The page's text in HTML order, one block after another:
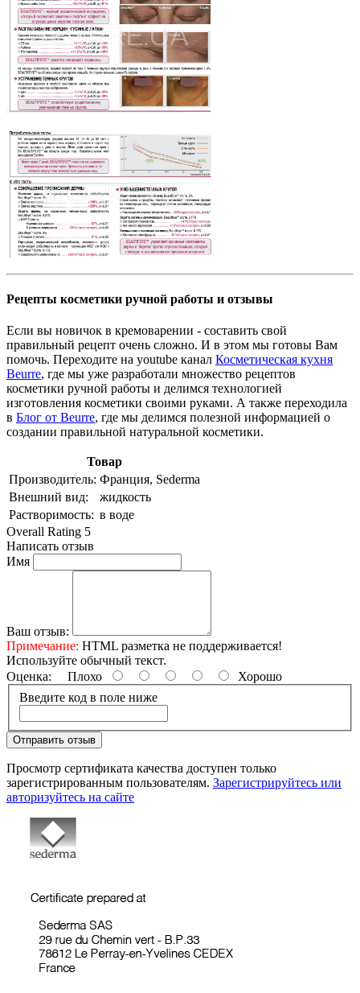
Рецепты косметики ручной работы и отзывы
Если вы новичок в кремоварении - составить свой
правильный рецепт очень сложно. И в этом мы готовы Вам
помочь. Переходите на youtube канал Косметическая кухня
Beurre, где мы уже разработали множество рецептов
косметики ручной работы и делимся технологией
изготовления косметики своими руками. А также переходила
в Блог от Beurre, где мы делимся полезной информацией о
создании правильной натуральной косметики.
Товар
Производитель: Франция, Sederma
Внешний вид:
жидкость
Растворимость: в воде
Overall Rating 5
Написать отзыв
Имя
Ваш отзыв:
Примечание: HTML разметка не поддерживается!
Используйте обычный текст.
Оценка: Плохо
Хорошо
Введите код в поле ниже
Отправить отзыв
Просмотр сертификата качества доступен только
зарегистрированным пользователям. Зарегистрируйтесь или
авторизуйтесь на сайте